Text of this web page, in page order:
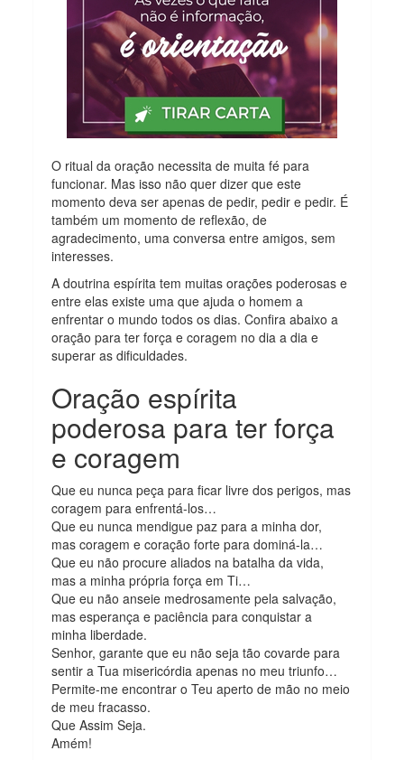
O ritual da oração necessita de muita fé para
funcionar. Mas isso não quer dizer que este
momento deva ser apenas de pedir, pedir e pedir. É
também um momento de reflexão, de
agradecimento, uma conversa entre amigos, sem
interesses.
A doutrina espírita tem muitas orações poderosas e
entre elas existe uma que ajuda o homem a
enfrentar o mundo todos os dias. Confira abaixo a
oração para ter força e coragem no dia a dia e
superar as dificuldades.
Oração espírita
poderosa para ter força
e coragem
Que eu nunca peça para ficar livre dos perigos, mas
coragem para enfrentá-los…
Que eu nunca mendigue paz para a minha dor,
mas coragem e coração forte para dominá-la…
Que eu não procure aliados na batalha da vida,
mas a minha própria força em Ti…
Que eu não anseie medrosamente pela salvação,
mas esperança e paciência para conquistar a
minha liberdade.
Senhor, garante que eu não seja tão covarde para
sentir a Tua misericórdia apenas no meu triunfo…
Permite-me encontrar o Teu aperto de mão no meio
de meu fracasso.
Que Assim Seja.
Amém!